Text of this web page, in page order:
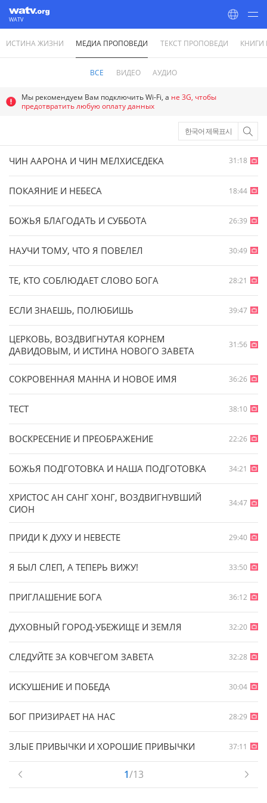
WATV
World Mission Society Church of God
ИСТИНА ЖИЗНИ МЕДИА ПРОПОВЕДИ ТЕКСТ ПРОПОВЕДИ
ВСЕ ВИДЕО АУДИО
Мы рекомендуем Вам подключить Wi-Fi, а не 3G, чтобы
предотвратить любую оплату данных
한국어 제목표시
ЧИН ААРОНА И ЧИН МЕЛХИСЕДЕКА 31:18
ПОКАЯНИЕ И НЕБЕСА 18:44
БОЖЬЯ БЛАГОДАТЬ И СУББОТА 26:39
НАУЧИ ТОМУ, ЧТО Я ПОВЕЛЕЛ 30:49
ТЕ, КТО СОБЛЮДАЕТ СЛОВО БОГА 28:21
ЕСЛИ ЗНАЕШЬ, ПОЛЮБИШЬ 39:47
ЦЕРКОВЬ, ВОЗДВИГНУТАЯ КОРНЕМ
ДАВИДОВЫМ, И ИСТИНА НОВОГО ЗАВЕТА
31:56
СОКРОВЕННАЯ МАННА И НОВОЕ ИМЯ 36:26
ТЕСТ 38:10
ВОСКРЕСЕНИЕ И ПРЕОБРАЖЕНИЕ 22:26
БОЖЬЯ ПОДГОТОВКА И НАША ПОДГОТОВКА 34:21
ХРИСТОС АН САНГ ХОНГ, ВОЗДВИГНУВШИЙ
СИОН
34:47
ПРИДИ К ДУХУ И НЕВЕСТЕ 29:40
Я БЫЛ СЛЕП, А ТЕПЕРЬ ВИЖУ! 33:50
ПРИГЛАШЕНИЕ БОГА 36:12
ДУХОВНЫЙ ГОРОД-УБЕЖИЩЕ И ЗЕМЛЯ 32:20
СЛЕДУЙТЕ ЗА КОВЧЕГОМ ЗАВЕТА 32:28
ИСКУШЕНИЕ И ПОБЕДА 30:04
БОГ ПРИЗИРАЕТ НА НАС 28:29
ЗЛЫЕ ПРИВЫЧКИ И ХОРОШИЕ ПРИВЫЧКИ 37:11
1/13